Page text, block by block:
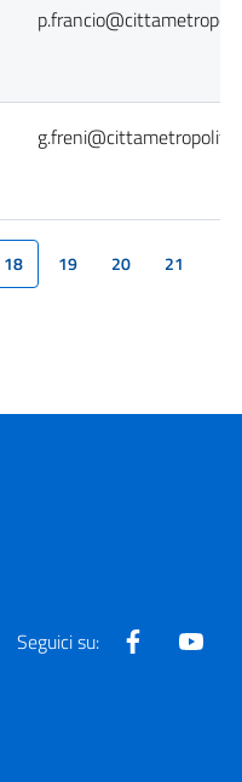
18(current)
19 20
21
Seguici su: Facebook